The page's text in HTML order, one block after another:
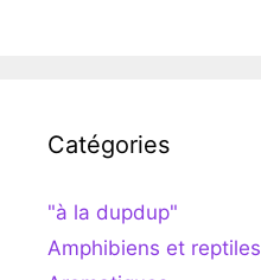
Catégories
"à la dupdup"
Amphibiens et reptiles